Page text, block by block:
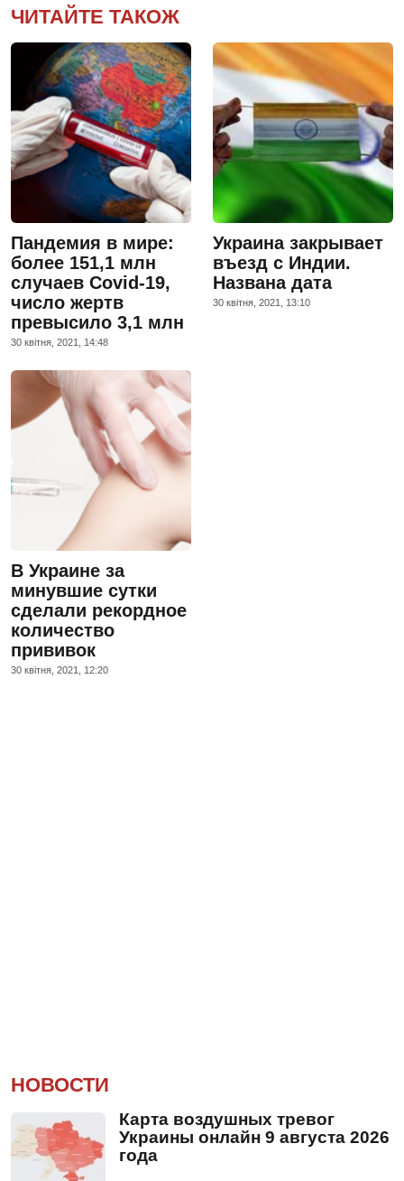
ЧИТАЙТЕ ТАКОЖ
Пандемия в мире:
более 151,1 млн
случаев Covid-19,
число жертв
превысило 3,1 млн
30 квiтня, 2021, 14:48
Украина закрывает
въезд с Индии.
Названа дата
30 квiтня, 2021, 13:10
В Украине за
минувшие сутки
сделали рекордное
количество
прививок
30 квiтня, 2021, 12:20
НОВОСТИ
Карта воздушных тревог
Украины онлайн 9 августа 2026
года